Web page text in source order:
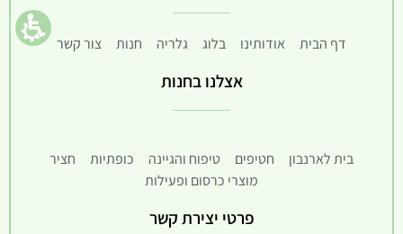
דף הבית אודותינו בלוג גלריה חנות צור קשר
אצלנו בחנות
בית לארנבון חטיפים טיפוח והגיינה כופתיות
חציר
מוצרי כרסום ופעילות
פרטי יצירת קשר